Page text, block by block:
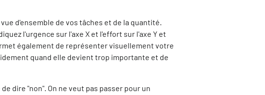
d'ensemble de vos tâches et de la quantité.
l'urgence sur l'axe X et l'effort sur l'axe Y et
également de représenter visuellement votre
quand elle devient trop importante et de
dire "non". On ne veut pas passer pour un